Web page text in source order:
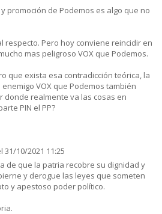
promoción de Podemos es algo que no
respecto. Pero hoy conviene reincidir en
mas peligroso VOX que Podemos.
que exista esa contradicción teórica, la
VOX que Podemos también
donde realmente va las cosas en
PIN el PP?
31/10/2021 11:25
de que la patria recobre su dignidad y
y derogue las leyes que someten
y apestoso poder político.